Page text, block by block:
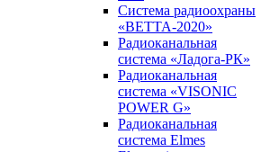
Система радиоохраны
«ВЕТТА-2020»
Радиоканальная
система «Ладога-РК»
Радиоканальная
система «VISONIC
POWER G»
Радиоканальная
система Elmes